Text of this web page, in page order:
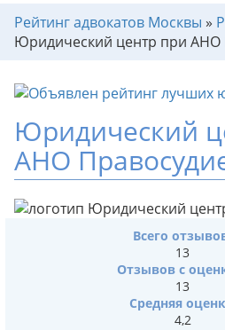
Рейтинг адвокатов Москвы »
Юридический центр при АНО
Юридический
АНО
Всего
13
Отзывов с
13
Средняя
4,2